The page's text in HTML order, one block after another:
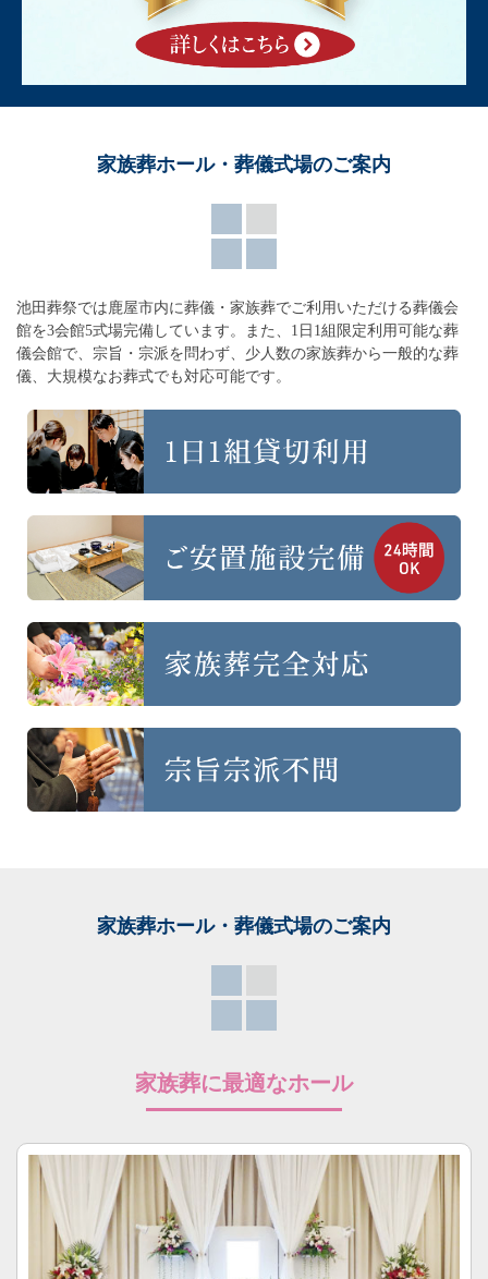
家族葬ホール・葬儀式場のご案内
池田葬祭では鹿屋市内に葬儀・家族葬でご利用いただける葬儀会
館を3会館5式場完備しています。
また、1日1組限定利用可能な葬
儀会館で、宗旨・宗派を問わず、 少人数の家族葬から一般的な葬
儀、大規模なお葬式でも対応可能です。
家族葬ホール・葬儀式場のご案内
家族葬に最適なホール